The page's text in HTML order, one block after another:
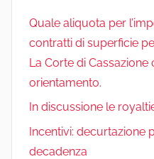
b
o
k
e
Quale aliquota per
contratti di superficie
La Corte di
orientamento.
In discussione le
Incentivi: decurtazione
decadenza